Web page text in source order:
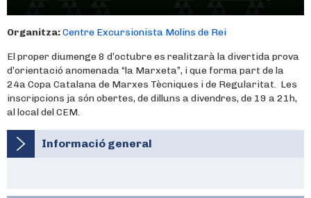
Organitza:Centre Excursionista Molins de Rei
El proper diumenge 8 d’octubre es realitzarà la divertida prova
d’orientació anomenada “la Marxeta”, i que forma part de la
24a Copa Catalana de Marxes Tècniques i de Regularitat. Les
inscripcions ja són obertes, de dilluns a divendres, de 19 a 21h,
al local del CEM.
Informació general